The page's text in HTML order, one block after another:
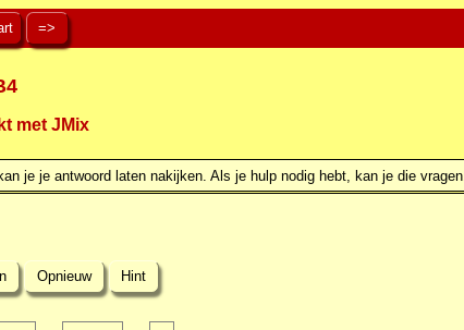
=>
met JMix
je je antwoord laten nakijken. Als je hulp nodig hebt, kan je die vragen.
Opnieuw Hint